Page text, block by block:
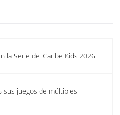
la Serie del Caribe Kids 2026
sus juegos de múltiples